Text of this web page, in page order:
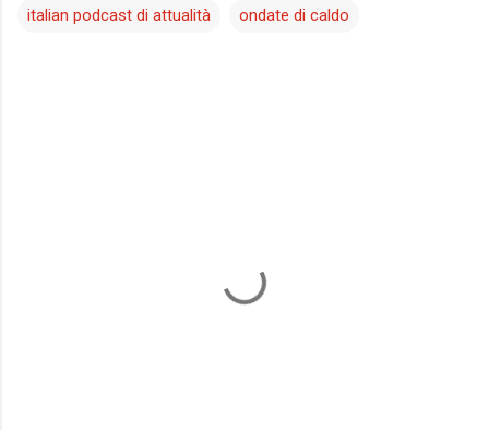
italian podcast di attualità ondate di caldo